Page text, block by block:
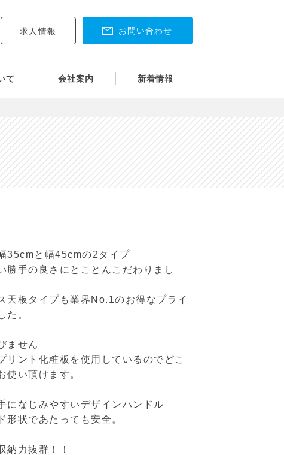
お問い合わせ
求人情報
て 会社案内 新着情報
35cmと幅45cmの2タイプ
勝手の良さにとことんこだわりまし
天板タイプも業界No.1のお得なプライ
た。
ません
リント化粧板を使用しているのでどこ
使い頂けます。
になじみやすいデザインハンドル
形状であたっても安全。
納力抜群！！